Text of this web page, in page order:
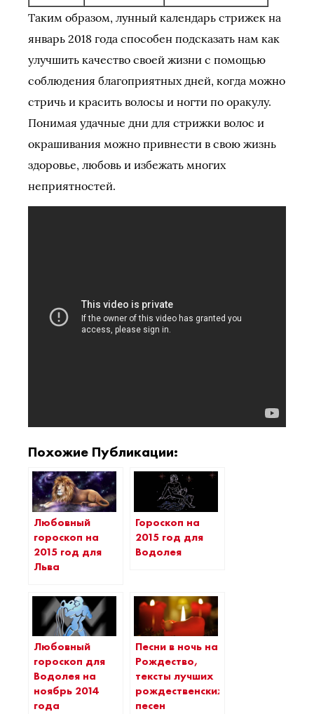
Таким образом, лунный календарь стрижек на
январь 2018 года способен подсказать нам как
улучшить качество своей жизни с помощью
соблюдения благоприятных дней, когда можно
стричь и красить волосы и ногти по оракулу.
Понимая удачные дни для стрижки волос и
окрашивания можно привнести в свою жизнь
здоровье, любовь и избежать многих
неприятностей.
Похожие Публикации:
Любовный
гороскоп на
2015 год для
Льва
Гороскоп на
2015 год для
Водолея
Любовный
гороскоп для
Водолея на
ноябрь 2014
года
Песни в ночь на
Рождество,
тексты лучших
рождественских
песен